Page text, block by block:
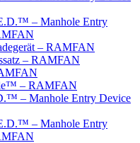
– Manhole Entry
– RAMFAN
– RAMFAN
– RAMFAN
– Manhole Entry Device
– Manhole Entry